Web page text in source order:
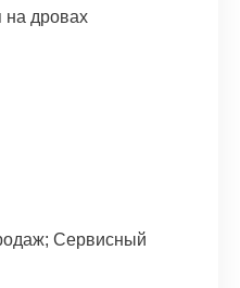
на дровах
Сервисный